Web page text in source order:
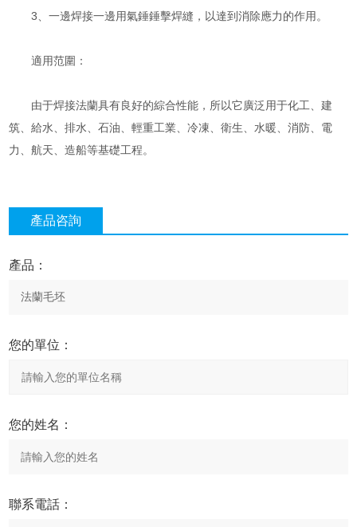
3、一邊焊接一邊用氣錘錘擊焊縫，以達到消除應力的作用。
適用范圍：
由于焊接法蘭具有良好的綜合性能，所以它廣泛用于化工、建
筑、給水、排水、石油、輕重工業、冷凍、衛生、水暖、消防、電
力、航天、造船等基礎工程。
產品咨詢
產品：
您的單位：
您的姓名：
聯系電話：